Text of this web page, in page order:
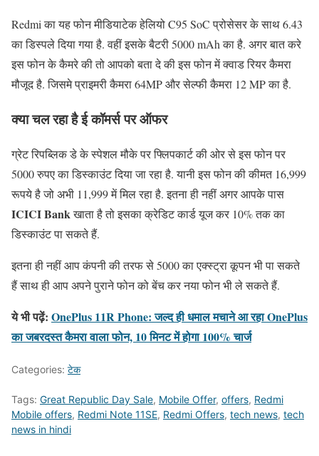
Redmi का यह फोन मीडियाटेक हेलियो C95 SoC प्रोसेसर के साथ 6.43
का डिस्पले दिया गया है. वहीं इसके बैटरी 5000 mAh का है. अगर बात करे
इस फोन के कैमरे की तो आपको बता दे की इस फोन में क्वाड रियर कैमरा
मौजूद है. जिसमे प्राइमरी कैमरा 64MP और सेल्फी कैमरा 12 MP का है.
क्या चल रहा है ई कॉमर्स पर ऑफर
ग्रेट रिपब्लिक डे के स्पेशल मौके पर फ्लिपकार्ट की ओर से इस फोन पर
5000 रुपए का डिस्काउंट दिया जा रहा है. यानी इस फोन की कीमत 16,999
रूपये है जो अभी 11,999 में मिल रहा है. इतना ही नहीं अगर आपके पास
ICICI Bankखाता है तो इसका क्रेडिट कार्ड यूज कर 10% तक का
डिस्काउंट पा सकते हैं.
इतना ही नहीं आप कंपनी की तरफ से 5000 का एक्स्ट्रा कूपन भी पा सकते
हैं साथ ही आप अपने पुराने फोन को बेंच कर नया फोन भी ले सकते हैं.
ये भी पढ़ें: OnePlus 11R Phone: जल्द ही धमाल मचाने आ रहा OnePlus
का जबरदस्त कैमरा वाला फोन, 10 मिनट में होगा 100% चार्ज
Categories: टेक
Tags: Great Republic Day Sale, Mobile Offer, offers, Redmi
Mobile offers, Redmi Note 11SE, Redmi Offers, tech news, tech
news in hindi